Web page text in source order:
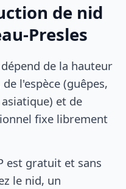
de nid
Presles
de la hauteur
l'espèce (guêpes,
et de
fixe librement
est gratuit et sans
le nid, un